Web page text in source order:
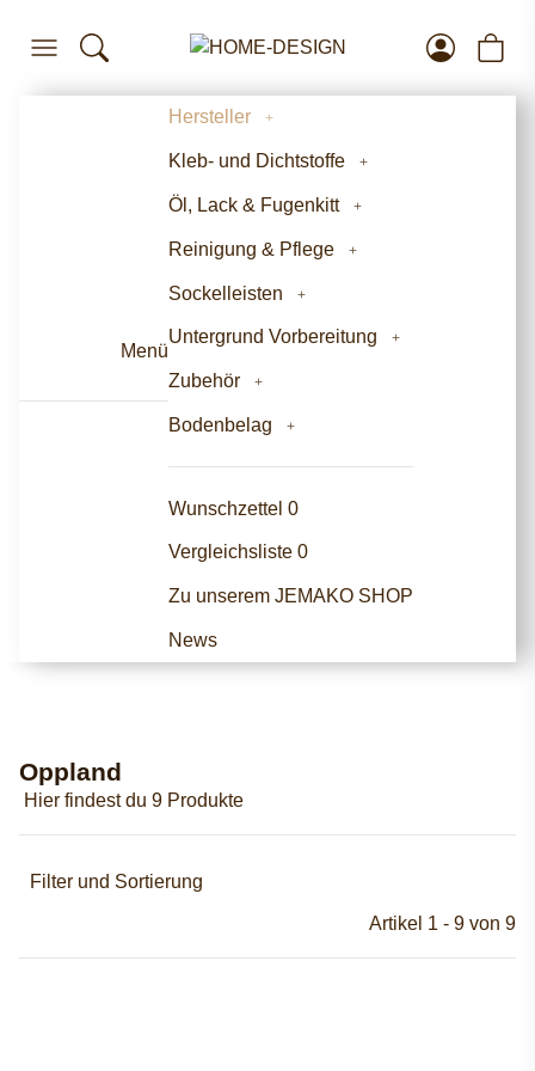
Menü
Hersteller
Kleb- und Dichtstoffe
Öl, Lack & Fugenkitt
Reinigung & Pflege
Sockelleisten
Untergrund Vorbereitung
Zubehör
Bodenbelag
Wunschzettel 0
Vergleichsliste 0
Zu unserem JEMAKO SHOP
News
Oppland
Hier findest du 9 Produkte
Filter und Sortierung
Artikel 1 - 9 von 9